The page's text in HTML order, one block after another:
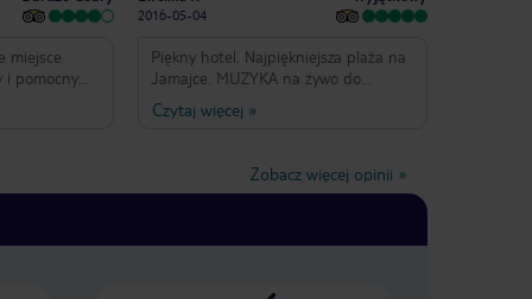
miejsce
i pomocny
plaża.
(nie
nie
2016-05-04
Piękny hotel. Najpiękniejsza plaża na
Jamajce. MUZYKA na żywo do
każdego posiłku. Hotel.tylko dla
dorosłych. Jedzenie bardzo dobre.
lutym w czasie walentynek.
Zorganizowano z tej okazji super
polecam.
Czytaj więcej »
Zobacz więcej opinii »